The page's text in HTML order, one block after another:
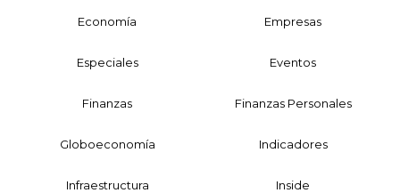
Economía Empresas
Especiales Eventos
Finanzas Finanzas Personales
Globoeconomía Indicadores
Infraestructura Inside